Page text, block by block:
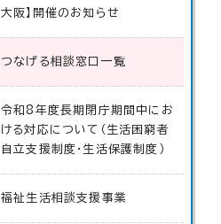
大阪】開催のお知らせ
つなげる相談窓口一覧
令和8年度長期閉庁期間中にお
ける対応について（生活困窮者
自立支援制度・生活保護制度）
福祉生活相談支援事業